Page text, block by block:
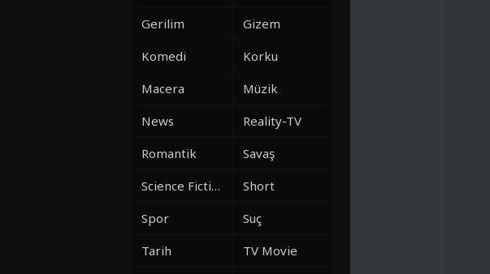
Gerilim
Gizem
Komedi
Korku
Macera
Müzik
News
Reality-TV
Romantik
Savaş
Science Fiction
Short
Spor
Suç
Tarih
TV Movie